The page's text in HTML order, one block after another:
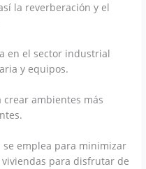
la reverberación y el
en el sector industrial
y equipos.
ambientes más
se emplea para minimizar
para disfrutar de